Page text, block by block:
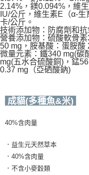
2.14%，鎂0.094%，維
IU/公斤，維生素E（α-
卡/公斤。
技術添加物：防腐劑和抗
營養添加物：硫酸軟骨
50 mg，胺基酸：蛋胺酸
微量元素：鐵340 mg(碳
mg(五水合硫酸銅)，錳
0.37 mg（亞硒酸鈉)
成貓(多種魚&米)
40%含肉量
．益生元天然草本
．40%含肉量
．不含小麥穀類